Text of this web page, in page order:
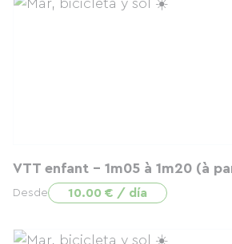
VTT enfant - 1m05 à 1m20 (à
Desde 10.00 € / día